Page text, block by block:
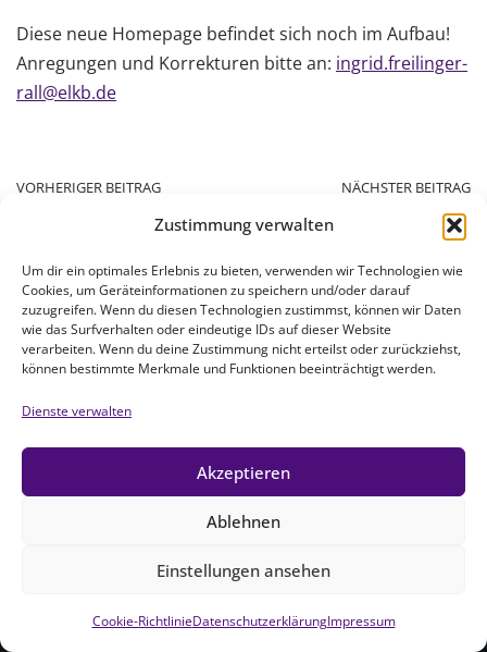
Zustimmung verwalten
Um dir ein optimales Erlebnis zu bieten, verwenden wir Technologien wie
Cookies, um Geräteinformationen zu speichern und/oder darauf
zuzugreifen. Wenn du diesen Technologien zustimmst, können wir Daten
wie das Surfverhalten oder eindeutige IDs auf dieser Website
verarbeiten. Wenn du deine Zustimmung nicht erteilst oder zurückziehst,
können bestimmte Merkmale und Funktionen beeinträchtigt werden.
Dienste verwalten
Akzeptieren
Ablehnen
Einstellungen ansehen
Cookie-RichtlinieDatenschutzerklärungImpressum
Diese neue Homepage befindet sich noch im Aufbau!
Anregungen und Korrekturen bitte an: ingrid.freilinger-
rall@elkb.de
VORHERIGER BEITRAG
Wir brauchen Sie!
NÄCHSTER BEITRAG
Pfr. Th. Pfundner wird
verabschiedet
Neve| Präsentiert vonWordPress